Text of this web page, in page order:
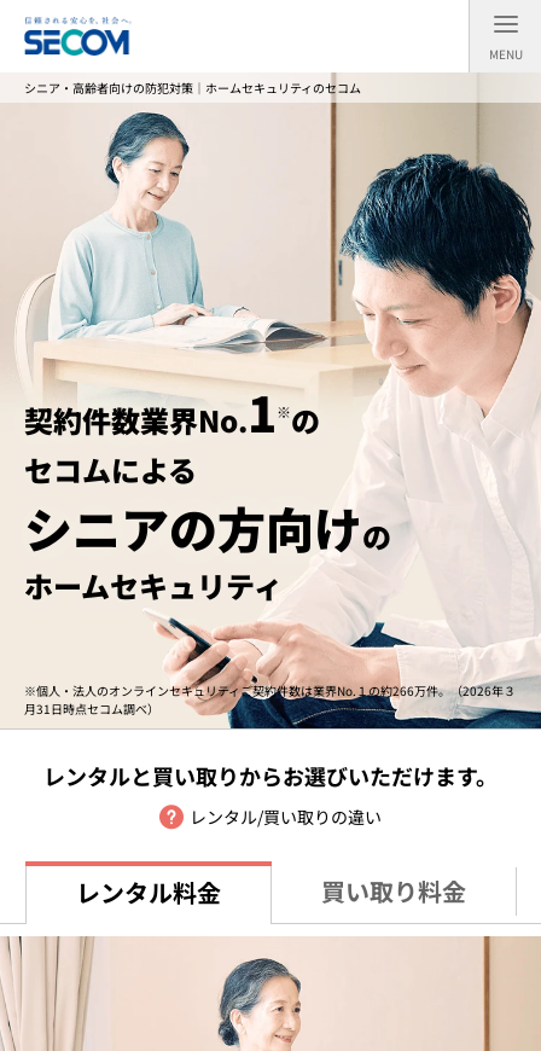
テ
MENU
シニア・高齢者向けの防犯対策｜ホームセキュリティのセコム
契約件数業界No.1※の
セコムによる
シニアの方向けの
ホームセキュリティ
※個人・法人のオンラインセキュリティご契約件数は業界No.１の約266万件。（2026年３
月31日時点セコム調べ）
レンタルと買い取りからお選びいただけます。
レンタル/買い取りの違い
レンタル料金 買い取り料金